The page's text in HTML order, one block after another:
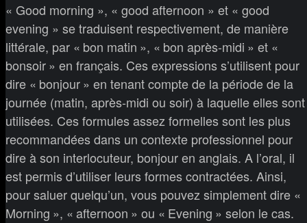
« Good morning », « good afternoon » et « good
evening » se traduisent respectivement, de manière
littérale, par « bon matin », « bon après-midi » et «
bonsoir » en français. Ces expressions s’utilisent pour
dire « bonjour » en tenant compte de la période de la
journée (matin, après-midi ou soir) à laquelle elles sont
utilisées. Ces formules assez formelles sont les plus
recommandées dans un contexte professionnel pour
dire à son interlocuteur, bonjour en anglais. A l’oral, il
est permis d’utiliser leurs formes contractées. Ainsi,
pour saluer quelqu’un, vous pouvez simplement dire «
Morning », « afternoon » ou « Evening » selon le cas.